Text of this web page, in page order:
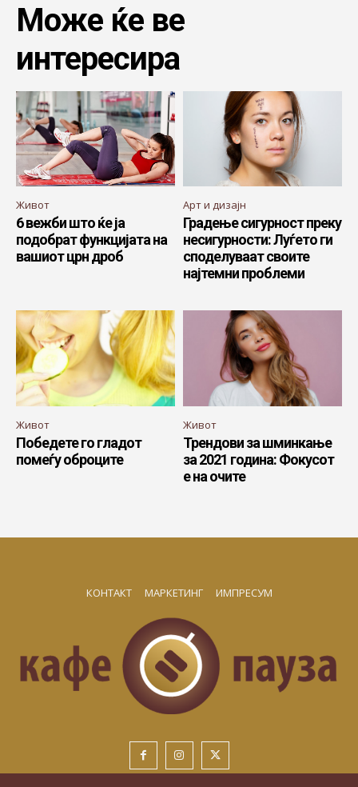
Може ќе ве
интересира
Живот
6 вежби што ќе ја
подобрат функцијата на
вашиот црн дроб
Арт и дизајн
Градење сигурност преку
несигурности: Луѓето ги
споделуваат своите
најтемни проблеми
Живот
Победете го гладот
помеѓу оброците
Живот
Трендови за шминкање
за 2021 година: Фокусот
е на очите
КОНТАКТ МАРКЕТИНГ ИМПРЕСУМ